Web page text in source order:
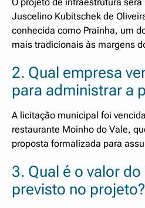
Juscelino Kubitschek de
conhecida como Prainha, um
mais tradicionais às margens
2. Qual empresa
para administrar a
A licitação municipal foi
restaurante Moinho do Vale,
proposta formalizada para
3. Qual é o valor
previsto no projeto?